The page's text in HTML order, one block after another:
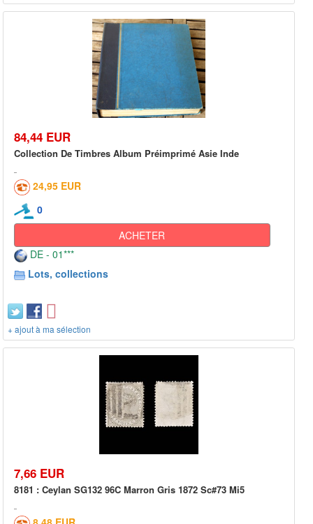
84,44 EUR
Collection De Timbres Album Préimprimé Asie Inde
24,95 EUR
0
ACHETER
DE - 01***
Lots, collections
+ ajout à ma sélection
7,66 EUR
8181 : Ceylan SG132 96C Marron Gris 1872 Sc#73 Mi5